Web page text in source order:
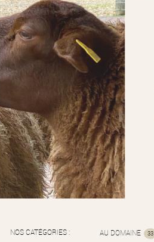
NOS CATÉGORIES : AU DOMAINE 33